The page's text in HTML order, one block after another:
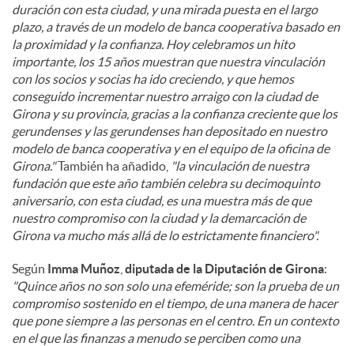
duración con esta ciudad, y una mirada puesta en el largo
plazo, a través de un modelo de banca cooperativa basado en
la proximidad y la confianza. Hoy celebramos un hito
importante, los 15 años muestran que nuestra vinculación
con los socios y socias ha ido creciendo, y que hemos
conseguido incrementar nuestro arraigo con la ciudad de
Girona y su provincia, gracias a la confianza creciente que los
gerundenses y las gerundenses han depositado en nuestro
modelo de banca cooperativa y en el equipo de la oficina de
Girona."También ha añadido, "la vinculación de nuestra
fundación que este año también celebra su decimoquinto
aniversario, con esta ciudad, es una muestra más de que
nuestro compromiso con la ciudad y la demarcación de
Girona va mucho más allá de lo estrictamente financiero".
Según Imma Muñoz diputada de la Diputación de Girona:
"Quince años no son solo una efeméride; son la prueba de un
compromiso sostenido en el tiempo, de una manera de hacer
que pone siempre a las personas en el centro. En un contexto
en el que las finanzas a menudo se perciben como una